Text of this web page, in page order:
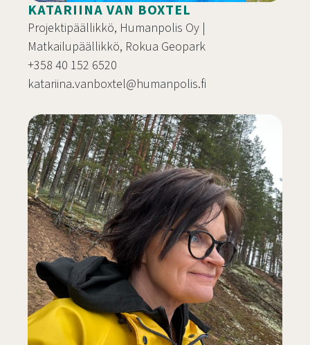
KATARIINA VAN BOXTEL
Projektipäällikkö, Humanpolis Oy |
Matkailupäällikkö, Rokua Geopark
+358 40 152 6520
katariina.vanboxtel@humanpolis.fi